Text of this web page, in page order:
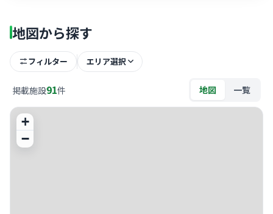
地図から探す
フィルター エリア選択
掲載施設91件 地図 一覧
+
−